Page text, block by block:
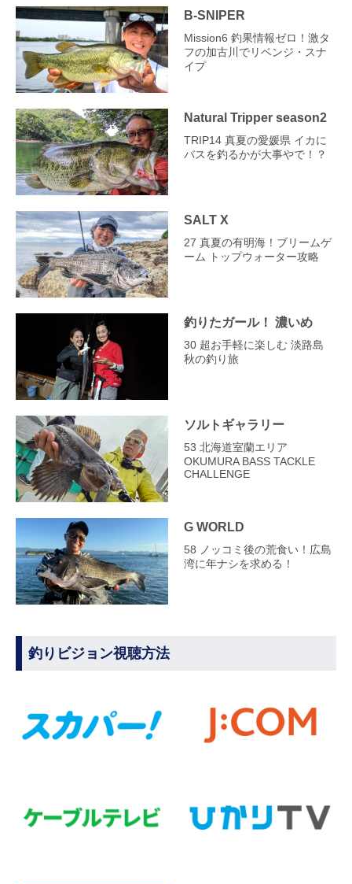
B-SNIPER
Mission6 釣果情報ゼロ！激タ
フの加古川でリベンジ・スナ
イプ
Natural Tripper season2
TRIP14 真夏の愛媛県 イカに
バスを釣るかが大事やで！？
SALT X
27 真夏の有明海！ブリームゲ
ーム トップウォーター攻略
釣りたガール！ 濃いめ
30 超お手軽に楽しむ 淡路島
秋の釣り旅
ソルトギャラリー
53 北海道室蘭エリア
OKUMURA BASS TACKLE
CHALLENGE
G WORLD
58 ノッコミ後の荒食い！広島
湾に年ナシを求める！
釣りビジョン視聴方法